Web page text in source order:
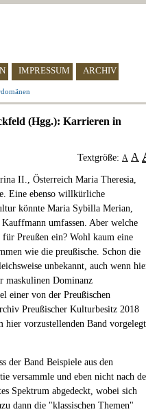
IMPRESSUM ARCHIV
(Hgg.): Karrieren in
Textgröße: A A
II., Österreich Maria Theresia,
Eine ebenso willkürliche
könnte Maria Sybilla Merian,
umfassen. Aber welche
Preußen ein? Wohl kaum eine
wie die preußische. Schon die
unbekannt, auch wenn
maskulinen Dominanz
einer von der Preußischen
Preußischer Kulturbesitz 2018
hier vorzustellenden Band vorgelegt
der Band Beispiele aus den
versammle und eben nicht nach
Spektrum abgedeckt, wobei sich
dann die "klassischen Themen"